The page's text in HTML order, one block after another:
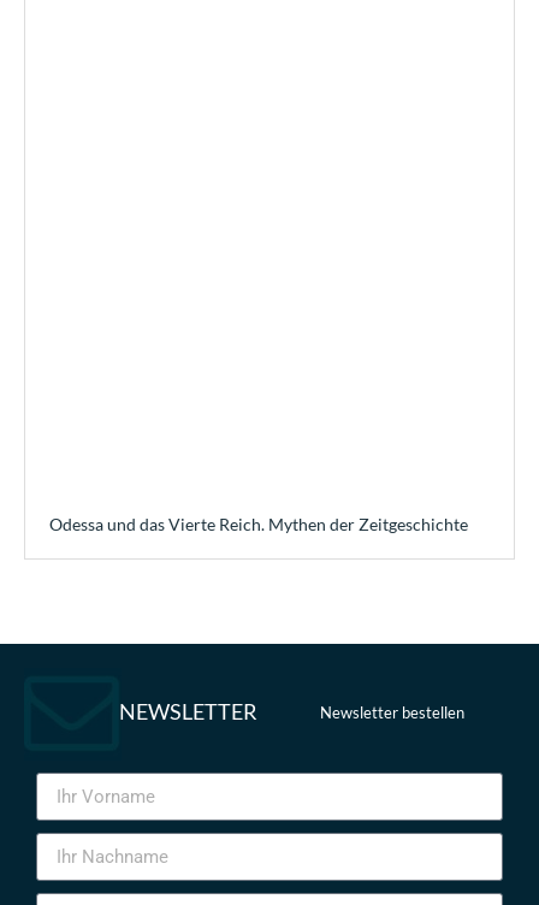
Odessa und das Vierte Reich. Mythen der Zeitgeschichte
NEWSLETTER Newsletter bestellen